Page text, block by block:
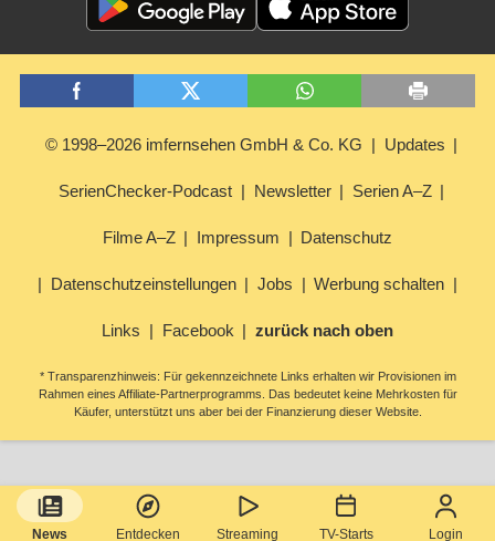
News Entdecken Streaming TV-Starts Login
© 1998–2026 imfernsehen GmbH & Co. KG Updates
SerienChecker-Podcast Newsletter Serien A–Z
Filme A–Z Impressum Datenschutz
Datenschutzeinstellungen Jobs Werbung schalten
Links Facebook zurück nach oben
* Transparenzhinweis: Für gekennzeichnete Links erhalten wir Provisionen im
Rahmen eines Affiliate-Partnerprogramms. Das bedeutet keine Mehrkosten für
Käufer, unterstützt uns aber bei der Finanzierung dieser Website.